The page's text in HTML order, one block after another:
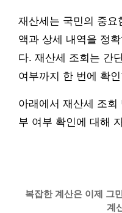
재산세는 국민의 중요
액과 상세 내역을 정
다. 재산세 조회는 간
여부까지 한 번에 확
아래에서 재산세 조
부 여부 확인에 대해
복잡한 계산은 이제 그
계